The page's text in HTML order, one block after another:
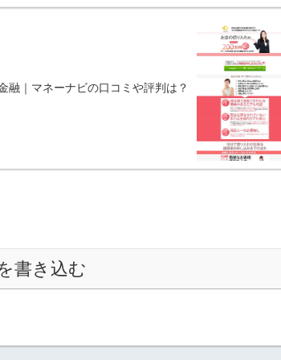
融｜マネーナビの口コミや評判は？
書き込む